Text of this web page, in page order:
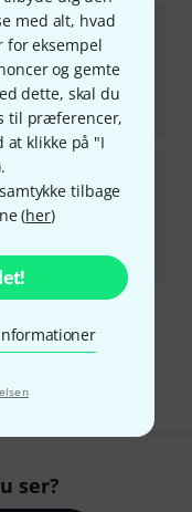
med alt, hvad
eksempel
og gemte
dette, skal du
til præferencer,
at klikke på "I
tilbage
(her)
Stock
:16.890 kr
:4.099 kr
kr
ser?